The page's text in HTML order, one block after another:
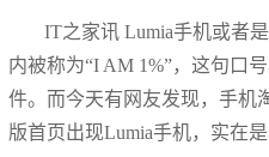
IT之家讯 Lumia手机或者
内被称为“I AM 1%”，这句口
件。而今天有网友发现，手机
版首页出现Lumia手机，实在是